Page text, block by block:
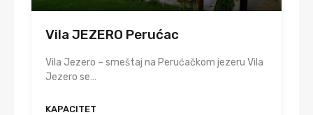
Vila JEZERO Perućac
Vila Jezero – smeštaj na Perućačkom jezeru Vila
Jezero se…
KAPACITET